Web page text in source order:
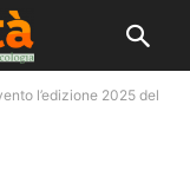
l’edizione 2025 del